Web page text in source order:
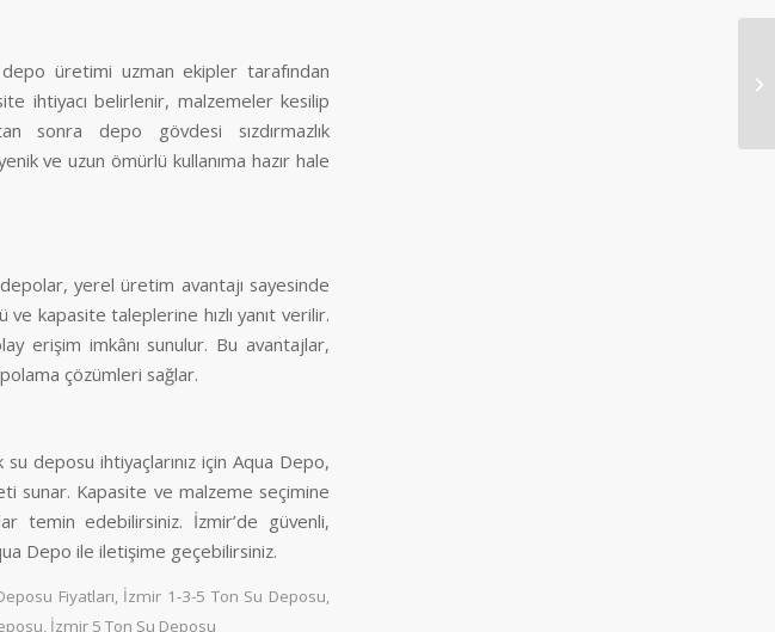
üretimi uzman ekipler tarafından
ihtiyacı belirlenir, malzemeler kesilip
sonra depo gövdesi sızdırmazlık
ve uzun ömürlü kullanıma hazır hale
yerel üretim avantajı sayesinde
ve kapasite taleplerine hızlı yanıt verilir.
erişim imkânı sunulur. Bu avantajlar,
çözümleri sağlar.
deposu ihtiyaçlarınız için Aqua Depo,
sunar. Kapasite ve malzeme seçimine
temin edebilirsiniz. İzmir’de güvenli,
Depo ile iletişime geçebilirsiniz.
Fiyatları, İzmir 1-3-5 Ton Su Deposu,
, İzmir 5 Ton Su Deposu